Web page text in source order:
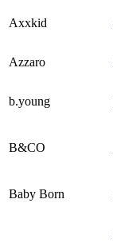
Axxkid
Azzaro
b.young
B&CO
Baby Born